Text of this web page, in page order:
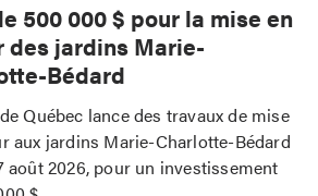
500 000 $ pour la mise en
des jardins Marie-
Bédard
Québec lance des travaux de mise
aux jardins Marie-Charlotte-Bédard
août 2026, pour un investissement